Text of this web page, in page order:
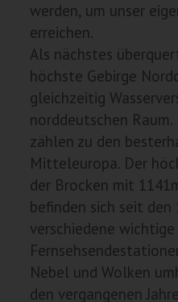
werden, um unser
erreichen.
Als nächstes
höchste Gebirge
gleichzeitig
norddeutschen
zählen zu den
Mitteleuropa. Der
der Brocken mit
befinden sich seit den
verschiedene
Nebel und Wolken
den vergangenen